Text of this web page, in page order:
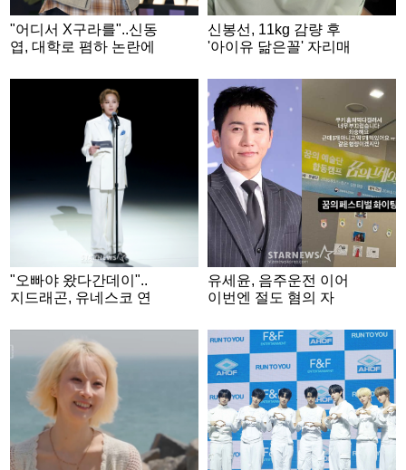
"어디서 X구라를"..신동
엽, 대학로 폄하 논란에
신봉선, 11kg 감량 후
'아이유 닮은꼴' 자리매
"오빠야 왔다간데이"..
지드래곤, 유네스코 연
[스타이슈]
유세윤, 음주운전 이어
이번엔 절도 혐의 자
타이슈]